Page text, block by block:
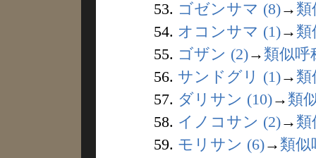
53. ゴゼンサマ (8)→ 類
54. オコンサマ (1)→ 類
55. ゴザン (2)→ 類似呼
56. サンドグリ (1)→ 類
57. ダリサン (10)→ 類
58. イノコサン (2)→ 類
59. モリサン (6)→ 類似